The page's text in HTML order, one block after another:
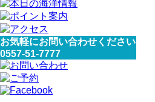
お気軽にお問い合わせください
0557-51-7777